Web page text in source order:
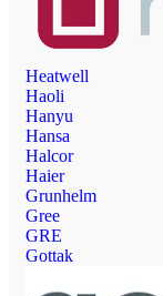
Heatwell
Haoli
Hanyu
Hansa
Halcor
Haier
Grunhelm
Gree
GRE
Gottak